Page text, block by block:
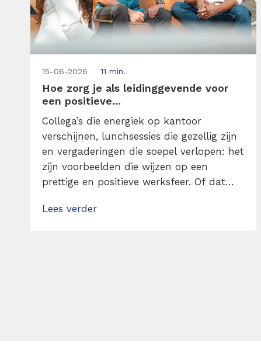
15-06-2026 11 min.
Hoe zorg je als leidinggevende voor
een positieve...
Collega’s die energiek op kantoor
verschijnen, lunchsessies die gezellig zijn
en vergaderingen die soepel verlopen: het
zijn voorbeelden die wijzen op een
prettige en positieve werksfeer. Of dat
allemaal bij een leidinggevende die
Lees verder